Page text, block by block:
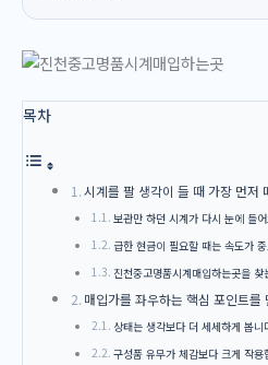
목차
시계를 팔 생각이 들 때 가장 먼저
보관만 하던 시계가 다시 눈에 들
급한 현금이 필요할 때는 속도가
진천중고명품시계매입하는곳을
매입가를 좌우하는 핵심 포인트를
상태는 생각보다 더 세세하게 봅니
구성품 유무가 체감보다 크게 작용